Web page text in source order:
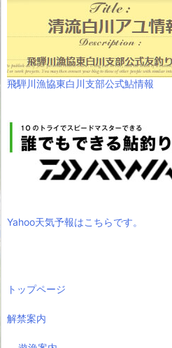
飛騨川漁協東白川支部公式鮎情報
Yahoo天気予報はこちらです。
トップページ
解禁案内